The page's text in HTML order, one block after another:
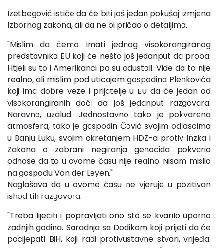
Izetbegović ističe da će biti još jedan pokušaj izmjena
Izbornog zakona, ali da ne bi pričao o detaljima.
"Mislim da ćemo imati jednog visokorangiranog
predstavnika EU koji će nešto još jedanput da proba.
Htjeli su to i Amerikanci pa su odustali. Vide da to nije
realno, ali mislim pod uticajem gospodina Plenkovića
koji ima dobre veze i prijatelje u EU da će jedan od
visokorangiranih doći da još jedanput razgovara.
Naravno, uzalud. Jednostavno tako je pokvarena
atmosfera, tako je gospodin Čović svojim odlascima
u Banju Luku, svojim okretanjem HDZ-a protiv Inzka i
Zakona o zabrani negiranja genocida pokvario
odnose da to u ovome času nije realno. Nisam mislio
na gospođu Von der Leyen."
Naglašava da u ovome času ne vjeruje u pozitivan
ishod tih razgovora.
"Treba liječiti i popravljati ono što se kvarilo uporno
zadnjih godina. Saradnja sa Dodikom koji prijeti da će
pocijepati BiH, koji radi protivustavne stvari, vrijeđa.